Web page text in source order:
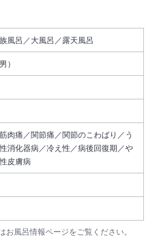
風呂／大風呂／露天風呂
）
肉痛／関節痛／関節のこわばり／う
消化器病／冷え性／病後回復期／や
皮膚病
風呂情報ページをご覧ください。